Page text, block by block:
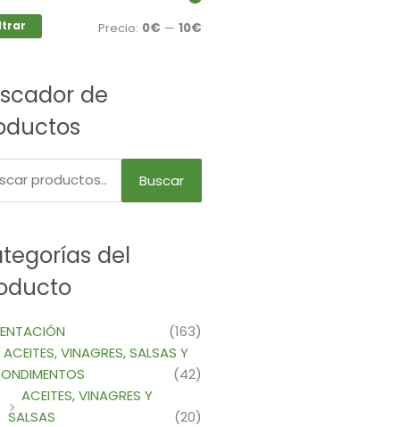
Precio: 0€ —10€
de
Buscar
del
(163)
ACEITES, VINAGRES, SALSAS Y
(42)
ACEITES, VINAGRES Y
SALSAS
(20)